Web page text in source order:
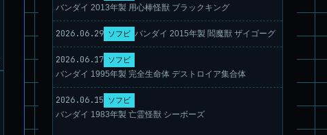
バンダイ 2013年製 用心棒怪獣 ブラックキング
2026.06.29 ソフビ バンダイ 2015年製 閻魔獣 ザイゴーグ
2026.06.17 ソフビ
バンダイ 1995年製 完全生命体 デストロイア集合体
2026.06.15 ソフビ
バンダイ 1983年製 亡霊怪獣 シーボーズ
パチ組塗装★モデロイド 1/60 イングラム リアクティブアーマ